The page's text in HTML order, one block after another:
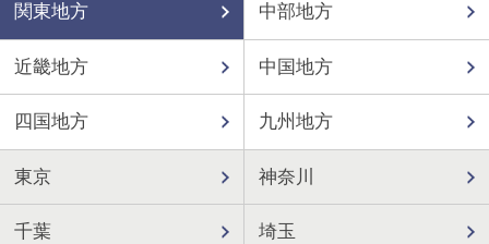
関東地方 中部地方
近畿地方 中国地方
四国地方 九州地方
東京 神奈川
千葉 埼玉